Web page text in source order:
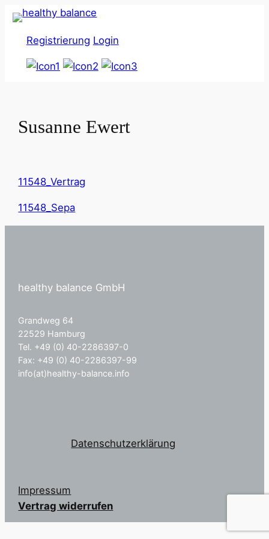
Zum
springenRegistrierung Login
Susanne Ewert
11548_Vertrag
11548_Sepa
healthy balance GmbH
Grandweg 64
22529 Hamburg
Tel. +49 (0) 40-2286397-0
Fax: +49 (0) 40-2286397-99
info(at)healthy-balance.info
Impressum
Datenschutzerklärung
Vertrag widerrufen